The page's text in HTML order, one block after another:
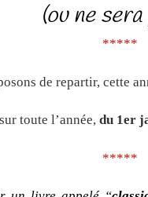
(ou ne
*****
de repartir, cette
toute l’année, du 1er
*****